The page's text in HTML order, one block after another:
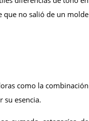
que no salió de un molde
como la combinación
su esencia.